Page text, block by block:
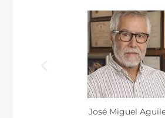
José Miguel Aguilera